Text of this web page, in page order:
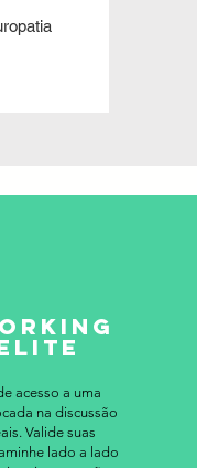
acesso a uma
na discussão
Valide suas
lado a lado